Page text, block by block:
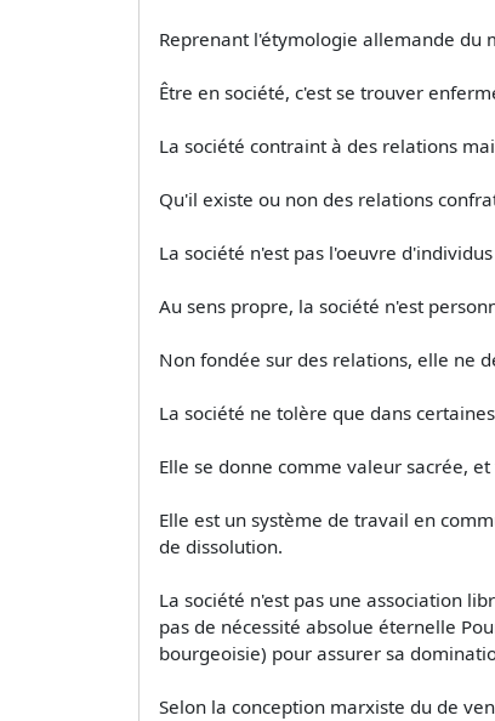
Reprenant l'étymologie allemande du
Être en société, c'est se trouver
La société contraint à des relations
Qu'il existe ou non des relations
La société n'est pas l'oeuvre
Au sens propre, la société n'est
Non fondée sur des relations, elle ne
La société ne tolère que dans
Elle se donne comme valeur sacrée,
Elle est un système de travail en
de dissolution.
La société n'est pas une association
pas de nécessité absolue éternelle
bourgeoisie) pour assurer sa
Selon la conception marxiste du de